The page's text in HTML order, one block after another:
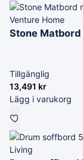
Venture Home
Stone
Tillgänglig
13,491 kr
Lägg i varukorg
Living